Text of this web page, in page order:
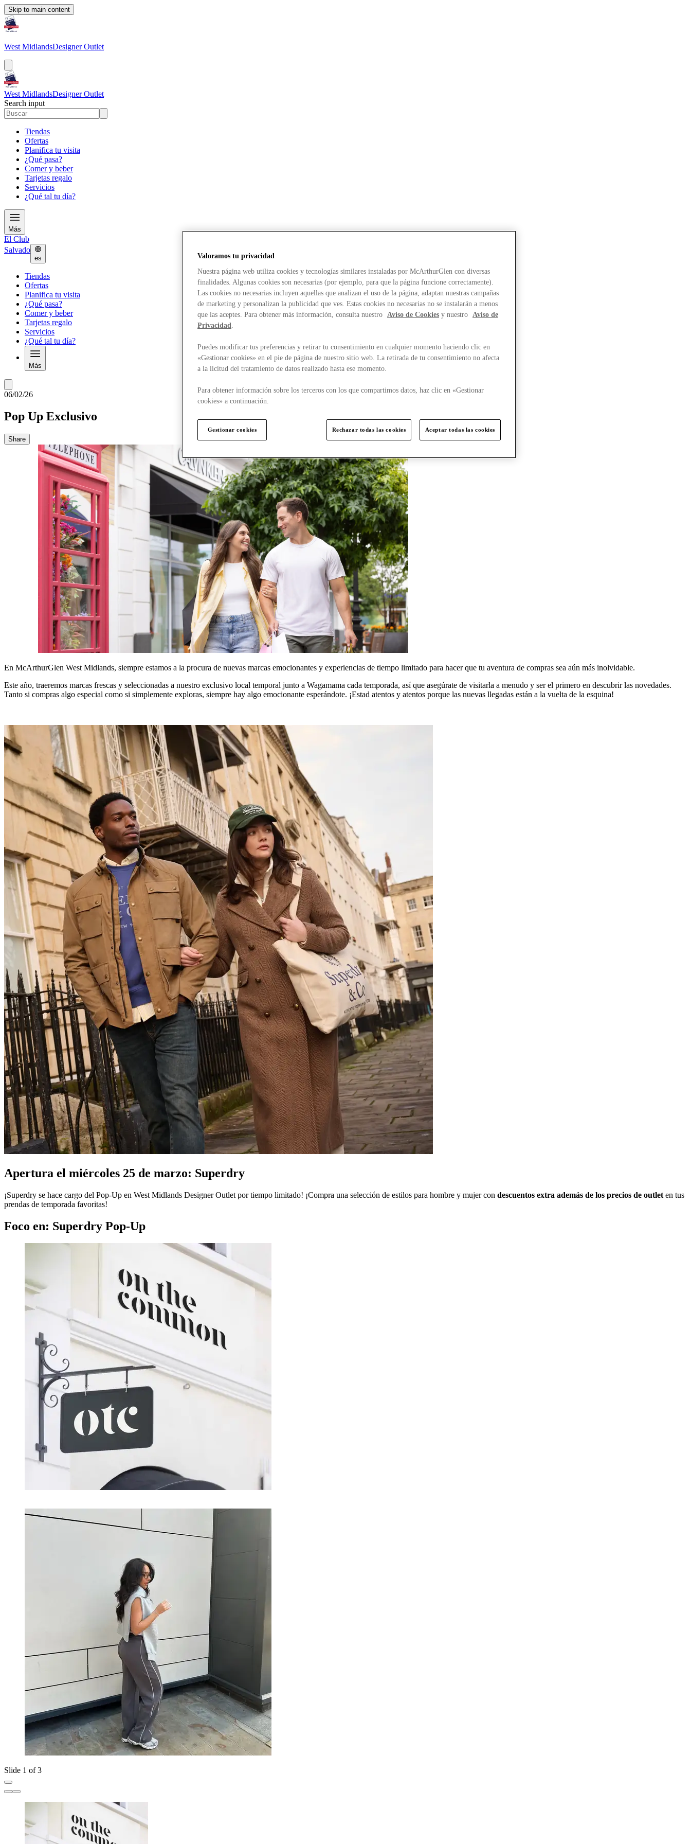
Skip to main content
West MidlandsDesigner Outlet
West MidlandsDesigner Outlet
Search input
Tiendas
Ofertas
Planifica tu visita
¿Qué pasa?
Comer y beber
Tarjetas regalo
Servicios
¿Qué tal tu día?
Más
El Club
Salvado
es
Tiendas
Ofertas
Planifica tu visita
¿Qué pasa?
Comer y beber
Tarjetas regalo
Servicios
¿Qué tal tu día?
Más
06/02/26
Pop Up Exclusivo
Share
En McArthurGlen West Midlands, siempre estamos a la procura de nuevas marcas emocionantes y experiencias de tiempo limitado para hacer que tu aventura de compras sea aún más inolvidable.
Este año, traeremos marcas frescas y seleccionadas a nuestro exclusivo local temporal junto a Wagamama cada temporada, así que asegúrate de visitarla a menudo y ser el primero en descubrir las novedades.
Tanto si compras algo especial como si simplemente exploras, siempre hay algo emocionante esperándote. ¡Estad atentos y atentos porque las nuevas llegadas están a la vuelta de la esquina!
Apertura el miércoles 25 de marzo: Superdry
¡Superdry se hace cargo del Pop-Up en West Midlands Designer Outlet por tiempo limitado! ¡Compra una selección de estilos para hombre y mujer con descuentos extra además de los precios de outlet en tus
prendas de temporada favoritas!
Foco en: Superdry Pop-Up
Slide 1 of 3
Valoramos tu privacidad
Nuestra página web utiliza cookies y tecnologías similares instaladas por McArthurGlen con diversas
finalidades. Algunas cookies son necesarias (por ejemplo, para que la página funcione correctamente).
Las cookies no necesarias incluyen aquellas que analizan el uso de la página, adaptan nuestras campañas
de marketing y personalizan la publicidad que ves. Estas cookies no necesarias no se instalarán a menos
que las aceptes. Para obtener más información, consulta nuestro Aviso de Cookies y nuestro Aviso de
Privacidad.
Puedes modificar tus preferencias y retirar tu consentimiento en cualquier momento haciendo clic en
«Gestionar cookies» en el pie de página de nuestro sitio web. La retirada de tu consentimiento no afecta
a la licitud del tratamiento de datos realizado hasta ese momento.
Para obtener información sobre los terceros con los que compartimos datos, haz clic en «Gestionar
cookies» a continuación.
Gestionar cookies Rechazar todas las cookies Aceptar todas las cookies